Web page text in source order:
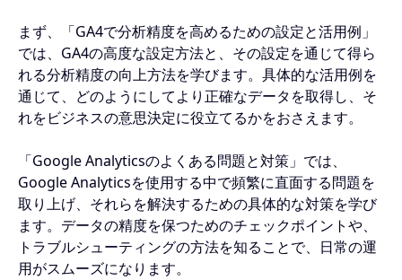
まず、「GA4で分析精度を高めるための設定と活用例」
では、GA4の高度な設定方法と、その設定を通じて得ら
れる分析精度の向上方法を学びます。具体的な活用例を
通じて、どのようにしてより正確なデータを取得し、そ
れをビジネスの意思決定に役立てるかをおさえます。
「Google Analyticsのよくある問題と対策」では、
Google Analyticsを使用する中で頻繁に直面する問題を
取り上げ、それらを解決するための具体的な対策を学び
ます。データの精度を保つためのチェックポイントや、
トラブルシューティングの方法を知ることで、日常の運
用がスムーズになります。